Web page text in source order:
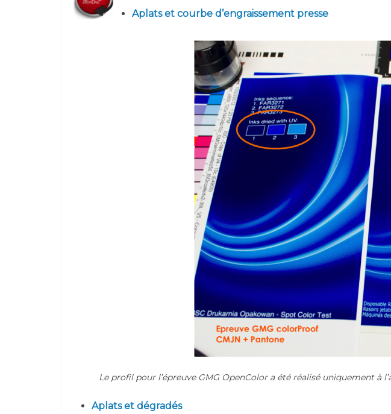
Aplats et courbe d’engraissement presse
Le profil pour l’épreuve GMG OpenColor a été réalisé uniquement à
Aplats et dégradés